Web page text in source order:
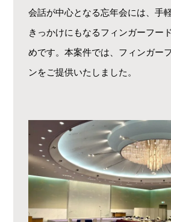
会話が中心となる忘年会には、手
きっかけにもなるフィンガーフー
めです。本案件では、フィンガー
ンをご提供いたしました。